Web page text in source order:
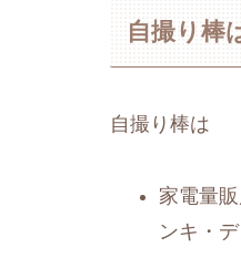
自撮り棒
自撮り棒は
家電量
ンキ・